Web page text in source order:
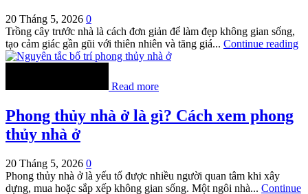
20 Tháng 5, 2026 0
Trồng cây trước nhà là cách đơn giản để làm đẹp không gian sống,
tạo cảm giác gần gũi với thiên nhiên và tăng giá... Continue reading
Read more
Phong thủy nhà ở là gì? Cách xem phong
thủy nhà ở
20 Tháng 5, 2026 0
Phong thủy nhà ở là yếu tố được nhiều người quan tâm khi xây
dựng, mua hoặc sắp xếp không gian sống. Một ngôi nhà... Continue